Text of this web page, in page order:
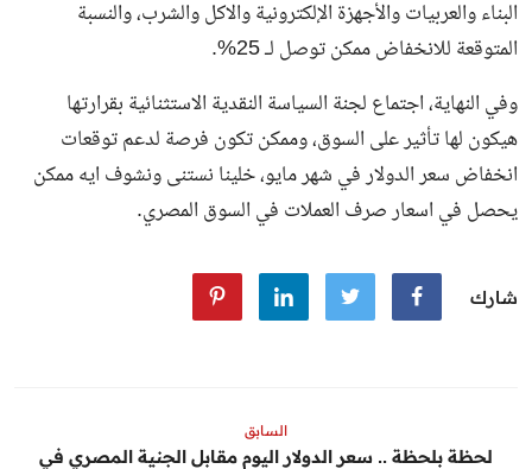
البناء والعربيات والأجهزة الإلكترونية والاكل والشرب، والنسبة
المتوقعة للانخفاض ممكن توصل لـ 25%.
وفي النهاية، اجتماع لجنة السياسة النقدية الاستثنائية بقرارتها
هيكون لها تأثير على السوق، وممكن تكون فرصة لدعم توقعات
انخفاض سعر الدولار في شهر مايو، خلينا نستنى ونشوف ايه ممكن
يحصل في اسعار صرف العملات في السوق المصري.
شارك
السابق
لحظة بلحظة .. سعر الدولار اليوم مقابل الجنية المصري في